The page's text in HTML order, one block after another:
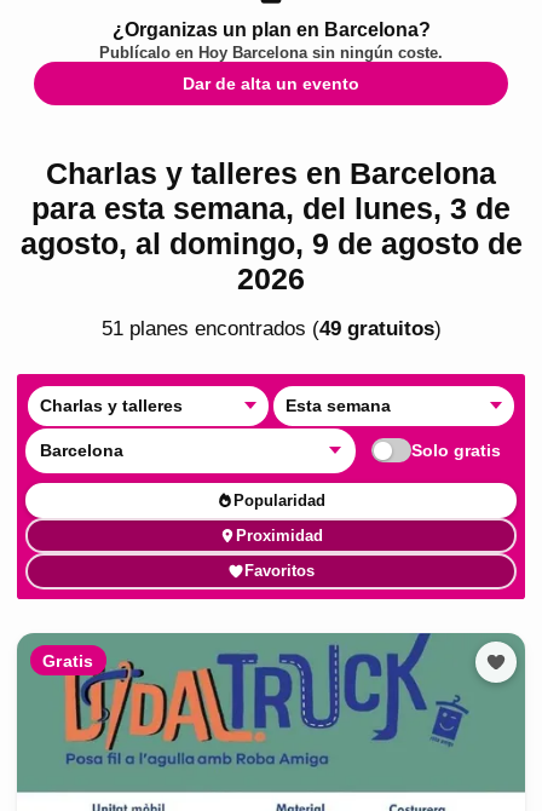
¿Organizas un plan en Barcelona?
Publícalo en Hoy Barcelonasin ningún coste.
Dar de alta un evento
Charlas y talleres en Barcelona
para esta semana, del lunes, 3 de
agosto, al domingo, 9 de agosto de
2026
51planes encontrados (49gratuitos)
Charlas y talleres Esta semana
Barcelona Solo gratis
Popularidad
Proximidad
Favoritos
Gratis